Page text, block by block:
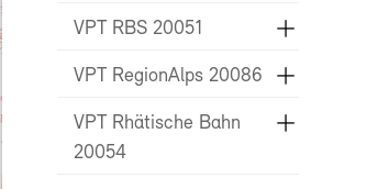
VPT RBS 20051
VPT RegionAlps 20086
VPT Rhätische Bahn
20054